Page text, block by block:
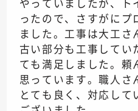
ったので、さすがにプ
ました。工事は大工さ
古い部分も工事してい
ても満足しました。頼
思っています。職人さ
とても良く、対応して